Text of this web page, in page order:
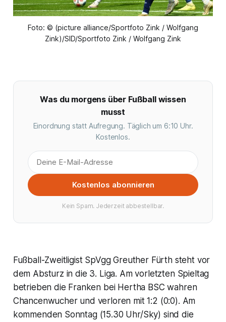
Foto: © (picture alliance/Sportfoto Zink / Wolfgang
Zink)/SID/Sportfoto Zink / Wolfgang Zink
Was du morgens über Fußball wissen
musst
Einordnung statt Aufregung. Täglich um 6:10 Uhr.
Kostenlos.
Kostenlos abonnieren
Kein Spam. Jederzeit abbestellbar.
Fußball-Zweitligist SpVgg Greuther Fürth steht vor
dem Absturz in die 3. Liga. Am vorletzten Spieltag
betrieben die Franken bei Hertha BSC wahren
Chancenwucher und verloren mit 1:2 (0:0). Am
kommenden Sonntag (15.30 Uhr/Sky) sind die